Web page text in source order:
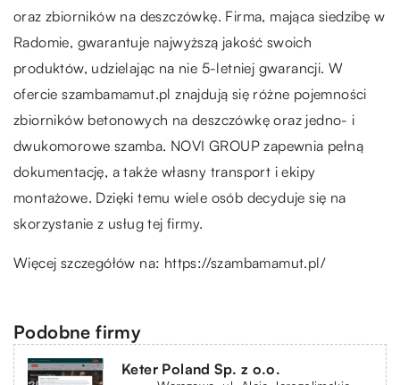
oraz zbiorników na deszczówkę. Firma, mająca siedzibę w
Radomie, gwarantuje najwyższą jakość swoich
produktów, udzielając na nie 5-letniej gwarancji. W
ofercie szambamamut.pl znajdują się różne pojemności
zbiorników betonowych na deszczówkę oraz jedno- i
dwukomorowe szamba. NOVI GROUP zapewnia pełną
dokumentację, a także własny transport i ekipy
montażowe. Dzięki temu wiele osób decyduje się na
skorzystanie z usług tej firmy.
Więcej szczegółów na: https://szambamamut.pl/
Podobne firmy
Keter Poland Sp. z o.o.